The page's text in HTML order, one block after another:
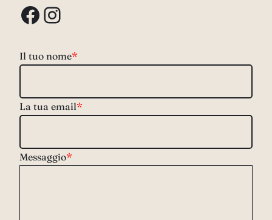
Facebook
Instagram
Il tuo nome*
La tua email*
Messaggio*